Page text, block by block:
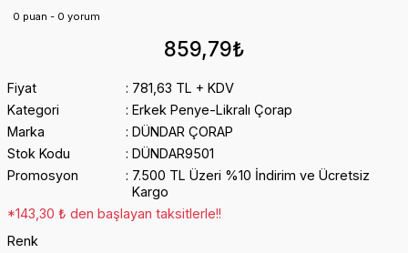
0 puan - 0 yorum
859,79₺
Fiyat
781,63 TL + KDV
Kategori
Erkek Penye-Likralı Çorap
Marka
DÜNDAR ÇORAP
Stok Kodu
DÜNDAR9501
Promosyon
7.500 TL Üzeri %10 İndirim ve Ücretsiz
Kargo
*143,30 ₺ den başlayan taksitlerle!!
Renk